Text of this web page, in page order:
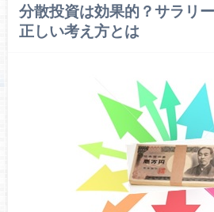
分散投資は効果的？サラリ
正しい考え方とは